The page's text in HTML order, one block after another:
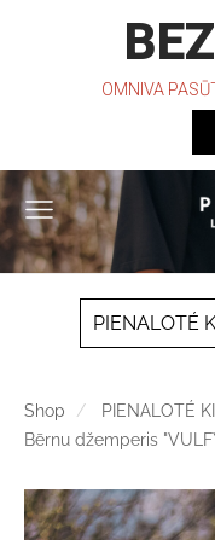
PIENALOTÉ
Shop PIENALOTÉ
Bērnu džemperis